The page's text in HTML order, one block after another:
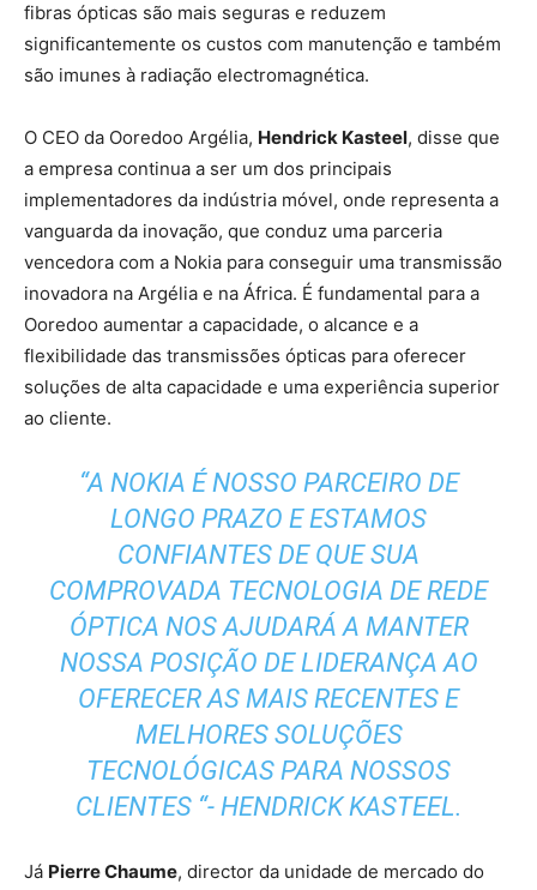
fibras ópticas são mais seguras e reduzem
significantemente os custos com manutenção e também
são imunes à radiação electromagnética.
O CEO da Ooredoo Argélia, Hendrick Kasteel, disse que
a empresa continua a ser um dos principais
implementadores da indústria móvel, onde representa a
vanguarda da inovação, que conduz uma parceria
vencedora com a Nokia para conseguir uma transmissão
inovadora na Argélia e na África. É fundamental para a
Ooredoo aumentar a capacidade, o alcance e a
flexibilidade das transmissões ópticas para oferecer
soluções de alta capacidade e uma experiência superior
ao cliente.
“A NOKIA É NOSSO PARCEIRO DE
LONGO PRAZO E ESTAMOS
CONFIANTES DE QUE SUA
COMPROVADA TECNOLOGIA DE REDE
ÓPTICA NOS AJUDARÁ A MANTER
NOSSA POSIÇÃO DE LIDERANÇA AO
OFERECER AS MAIS RECENTES E
MELHORES SOLUÇÕES
TECNOLÓGICAS PARA NOSSOS
CLIENTES “- HENDRICK KASTEEL.
Já Pierre Chaume, director da unidade de mercado do